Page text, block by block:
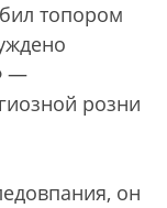
топором
—
розни
он